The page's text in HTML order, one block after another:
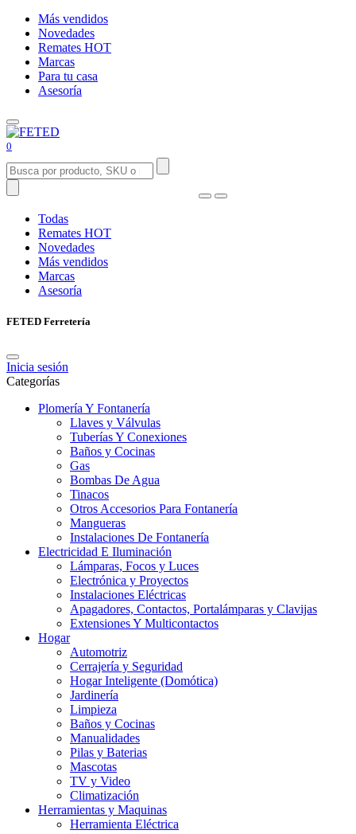
Más vendidos
Novedades
Remates HOT
Marcas
Para tu casa
Asesoría
0
Todas
Remates HOT
Novedades
Más vendidos
Marcas
Asesoría
FETED Ferretería
Inicia sesión
Categorías
Plomería Y Fontanería
Llaves y Válvulas
Tuberías Y Conexiones
Baños y Cocinas
Gas
Bombas De Agua
Tinacos
Otros Accesorios Para Fontanería
Mangueras
Instalaciones De Fontanería
Electricidad E Iluminación
Lámparas, Focos y Luces
Electrónica y Proyectos
Instalaciones Eléctricas
Apagadores, Contactos, Portalámparas y Clavijas
Extensiones Y Multicontactos
Hogar
Automotriz
Cerrajería y Seguridad
Hogar Inteligente (Domótica)
Jardinería
Limpieza
Baños y Cocinas
Manualidades
Pilas y Baterias
Mascotas
TV y Video
Climatización
Herramientas y Maquinas
Herramienta Eléctrica